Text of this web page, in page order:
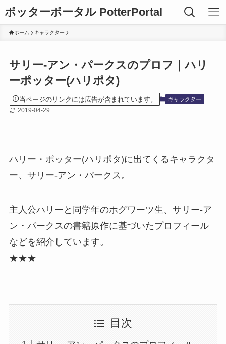
ポッターポータル PotterPortal
ホーム キャラクター
サリー-アン・パークスのプロフ｜ハリ
ーポッター(ハリポタ)
当ページのリンクには広告が含まれています。 キャラクター
2019-04-29
ハリー・ポッター(ハリポタ)に出てくるキャラクタ
ー、サリー-アン・パークス。
主人公ハリーと同学年のホグワーツ生、サリー-ア
ン・パークスの書籍原作に基づいたプロフィール
などを紹介しています。
★★★
目次